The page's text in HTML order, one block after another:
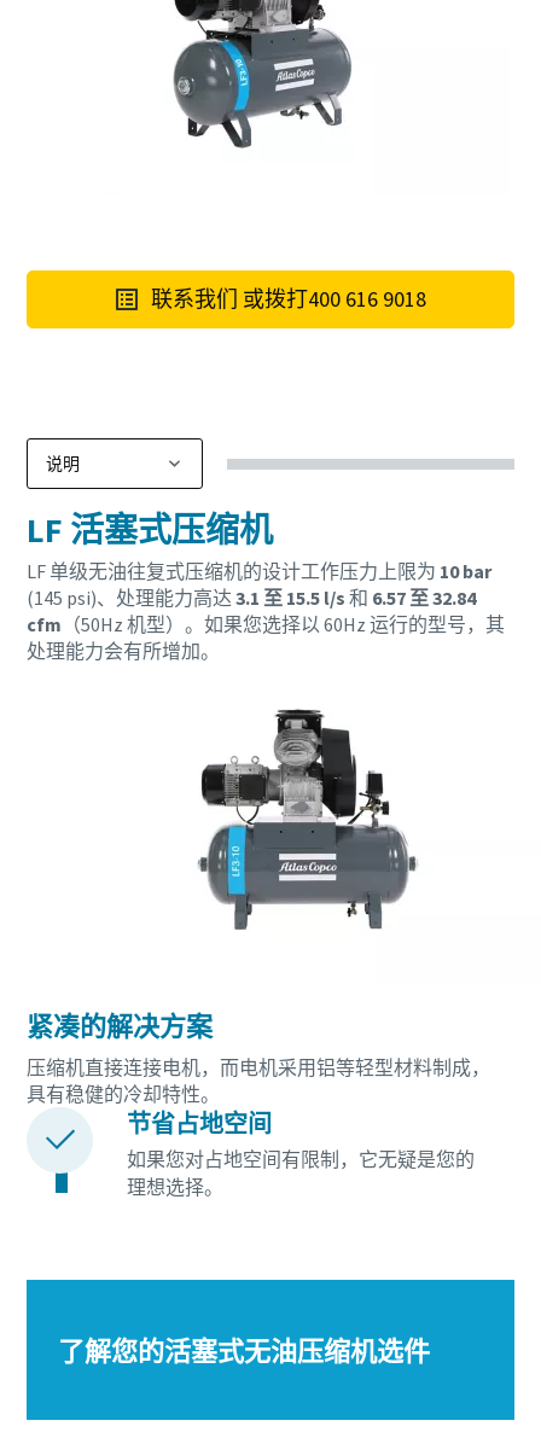
联系我们 或拨打400 616 9018
LF 活塞式压缩机
LF 单级无油往复式压缩机的设计工作压力上限为 10 bar
(145 psi)、处理能力高达 3.1 至 15.5 l/s 和 6.57 至 32.84
cfm （50Hz 机型）。如果您选择以 60Hz 运行的型号，其
处理能力会有所增加。
紧凑的解决方案
压缩机直接连接电机，而电机采用铝等轻型材料制成，
具有稳健的冷却特性。
节省占地空间
如果您对占地空间有限制，它无疑是您的
理想选择。
了解您的活塞式无油压缩机选件